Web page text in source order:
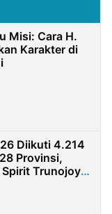
Misi: Cara H.
Karakter di
Diikuti 4.214
Provinsi,
Spirit Trunojoyo